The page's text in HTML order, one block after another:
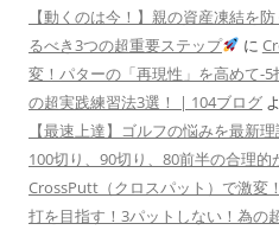
【動くのは今！】親の資産凍結を
るべき3つの超重要ステップ
に
変！パターの「再現性」を高めて-
の超実践練習法3選！ | 104ブログ
【最速上達】ゴルフの悩みを最新
100切り、90切り、80前半の合理的
CrossPutt（クロスパット）で激変
打を目指す！3パットしない！為の